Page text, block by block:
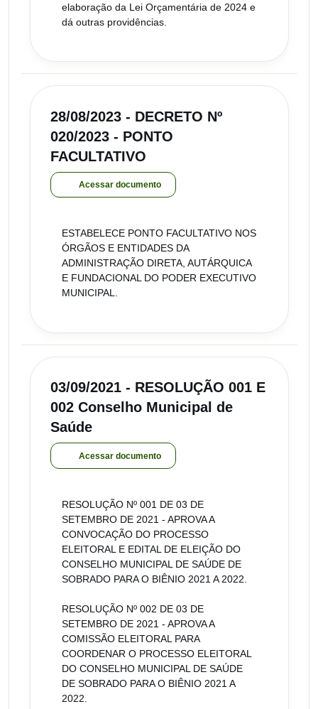
elaboração da Lei Orçamentária de 2024 e
dá outras providências.
28/08/2023 - DECRETO Nº
020/2023 - PONTO
FACULTATIVO
Acessar documento
ESTABELECE PONTO FACULTATIVO NOS
ÓRGÃOS E ENTIDADES DA
ADMINISTRAÇÃO DIRETA, AUTÁRQUICA
E FUNDACIONAL DO PODER EXECUTIVO
MUNICIPAL.
03/09/2021 - RESOLUÇÃO 001 E
002 Conselho Municipal de
Saúde
Acessar documento
RESOLUÇÃO Nº 001 DE 03 DE
SETEMBRO DE 2021 - APROVA A
CONVOCAÇÃO DO PROCESSO
ELEITORAL E EDITAL DE ELEIÇÃO DO
CONSELHO MUNICIPAL DE SAÚDE DE
SOBRADO PARA O BIÊNIO 2021 A 2022.
RESOLUÇÃO Nº 002 DE 03 DE
SETEMBRO DE 2021 - APROVA A
COMISSÃO ELEITORAL PARA
COORDENAR O PROCESSO ELEITORAL
DO CONSELHO MUNICIPAL DE SAÚDE
DE SOBRADO PARA O BIÊNIO 2021 A
2022.